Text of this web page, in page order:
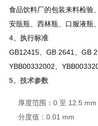
食品饮料厂的包装来料检验
安瓿瓶、西林瓶、口服液瓶
4、执行标准
GB12415、GB 2641、GB
YBB00332002、
5、技术参数
厚度范围：0 至 12.5 mm
分度值：0.01 mm